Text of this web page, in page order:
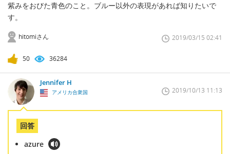
紫みをおびた青色のこと。ブルー以外の表現があれば知りたいで
す。
hitomiさん 2019/03/15 02:41
50 36284
Jennifer H
アメリカ合衆国 2019/10/13 11:13
回答
azure